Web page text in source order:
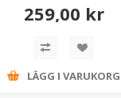
259,00 kr
LÄGG I VARUKORG